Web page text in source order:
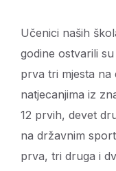
Učenici naših
godine ostvarili
prva tri mjesta na
natjecanjima iz
12 prvih, devet
na državnim
prva, tri druga i